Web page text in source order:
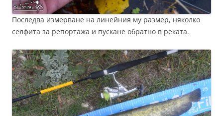
Последва измерване на линейния му размер, няколко
селфита за репортажа и пускане обратно в реката.